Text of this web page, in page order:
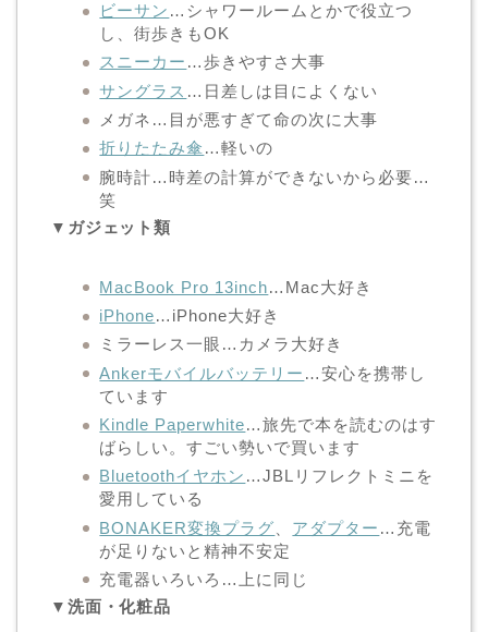
ビーサン …シャワールームとかで役立つ
し、街歩きもOK
スニーカー …歩きやすさ大事
サングラス …日差しは目によくない
メガネ…目が悪すぎて命の次に大事
折りたたみ傘 …軽いの
腕時計…時差の計算ができないから必要…
笑
▼ガジェット類
MacBook Pro 13inch…Mac大好き
iPhone…iPhone大好き
ミラーレス一眼…カメラ大好き
Ankerモバイルバッテリー …安心を携帯し
ています
Kindle Paperwhite…旅先で本を読むのはす
ばらしい。すごい勢いで買います
Bluetoothイヤホン …JBLリフレクトミニを
愛用している
BONAKER変換プラグ
アダプター …充電
が足りないと精神不安定
充電器いろいろ…上に同じ
▼洗面・化粧品